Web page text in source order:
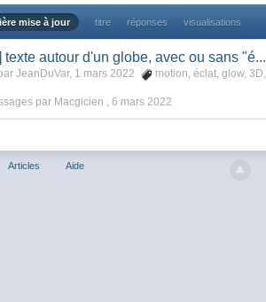
mise à jour titre réponses visualisations
texte autour d'un globe, avec ou sans "é...
JeanDuVar, 1 mars 2022
motion,éclat,glow,3D,
par Macgicien ,6 mars 2022
Articles Aide